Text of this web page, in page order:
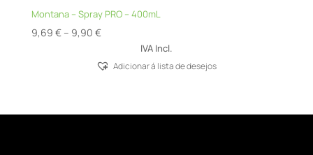
Montana – Spray PRO – 400mL
9,69 € – 9,90 €Price
9,69 €
IVA Incl.
Adicionar á lista de desejos